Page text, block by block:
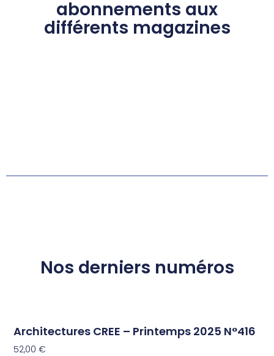
abonnements aux
différents magazines
Nos derniers numéros
Architectures CREE – Printemps 2025 N°416
52,00€